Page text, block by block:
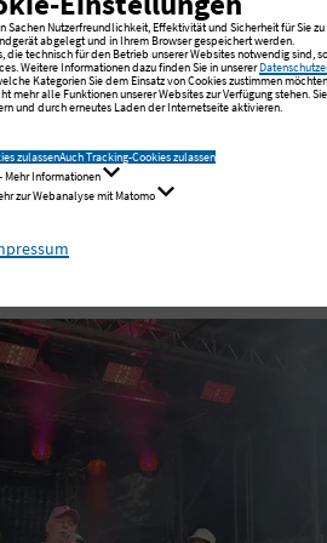
bei anfangs sonnigem
- bei bester Stimmung.
Arbeit und hielt sein
Sachen Nutzerfreundlichkeit, Effektivität und Sicherheit für Sie
abgelegt und in Ihrem Browser gespeichert werden.
die technisch für den Betrieb unserer Websites notwendig sind,
Weitere Informationen dazu finden Sie in unserer
Kategorien Sie dem Einsatz von Cookies zustimmen
mehr alle Funktionen unserer Websites zur Verfügung stehen.
und durch erneutes Laden der Internetseite aktivieren.
zulassenAuch Tracking-Cookies zulassen
Mehr Informationen
zur Webanalyse mit Matomo